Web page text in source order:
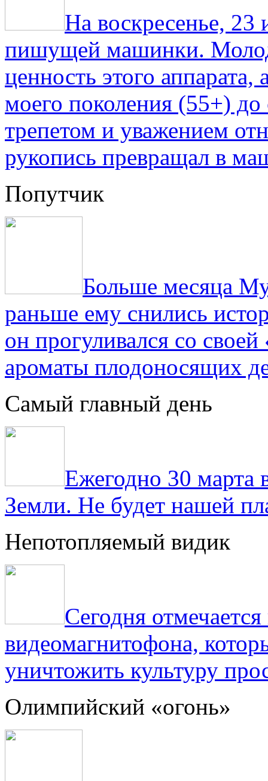
На воскресенье,
пишущей машинки.
ценность этого
моего поколения (55+) до
трепетом и уважением
рукопись превращал в
Попутчик
Больше месяца
раньше ему снились
он прогуливался со
ароматы плодоносящих
Самый главный день
Ежегодно 30 марта
Земли. Не будет нашей
Непотопляемый видик
Сегодня
видеомагнитофона,
уничтожить культуру
Олимпийский «огонь»